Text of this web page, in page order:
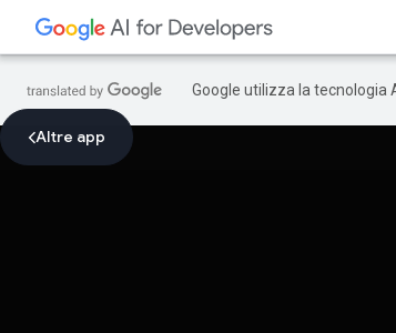
Google utilizza la tecnologia
Altre app